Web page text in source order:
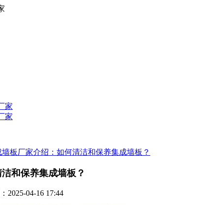
墙板厂家介绍：如何清洁和保养集成墙板？
和保养集成墙板？
2025-04-16 17:44